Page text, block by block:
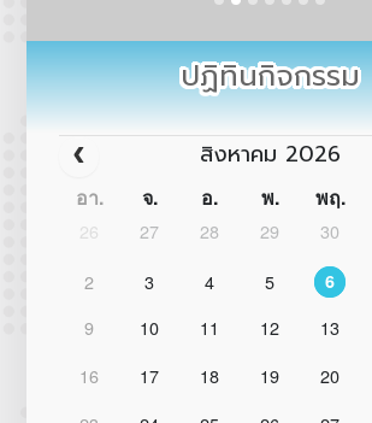
ปฏิทินกิจกรรม
สิงหาคม 2026
อา. จ. อ. พ. พฤ.
26 27 28 29 30
2
3 4 5 6
9
10 11 12 13
16
17 18 19 20